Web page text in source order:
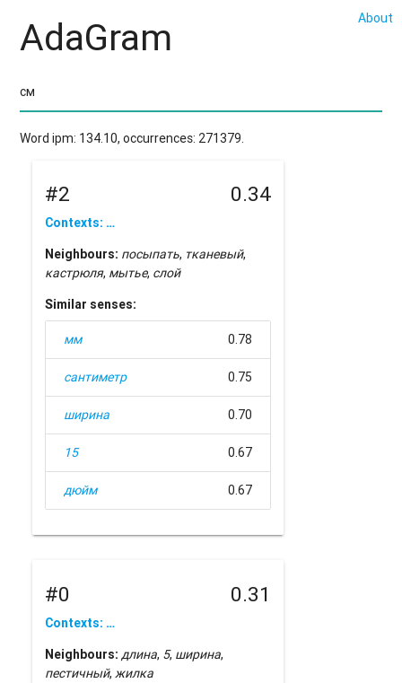
About
AdaGram
Word ipm: 134.10, occurrences: 271379.
#2 0.34
Contexts: …
Neighbours: посыпать, тканевый,
кастрюля, мытье, слой
Similar senses:
мм 0.78
сантиметр 0.75
ширина 0.70
15 0.67
дюйм 0.67
#0 0.31
Contexts: …
Neighbours: длина, 5, ширина,
пестичный,жилка